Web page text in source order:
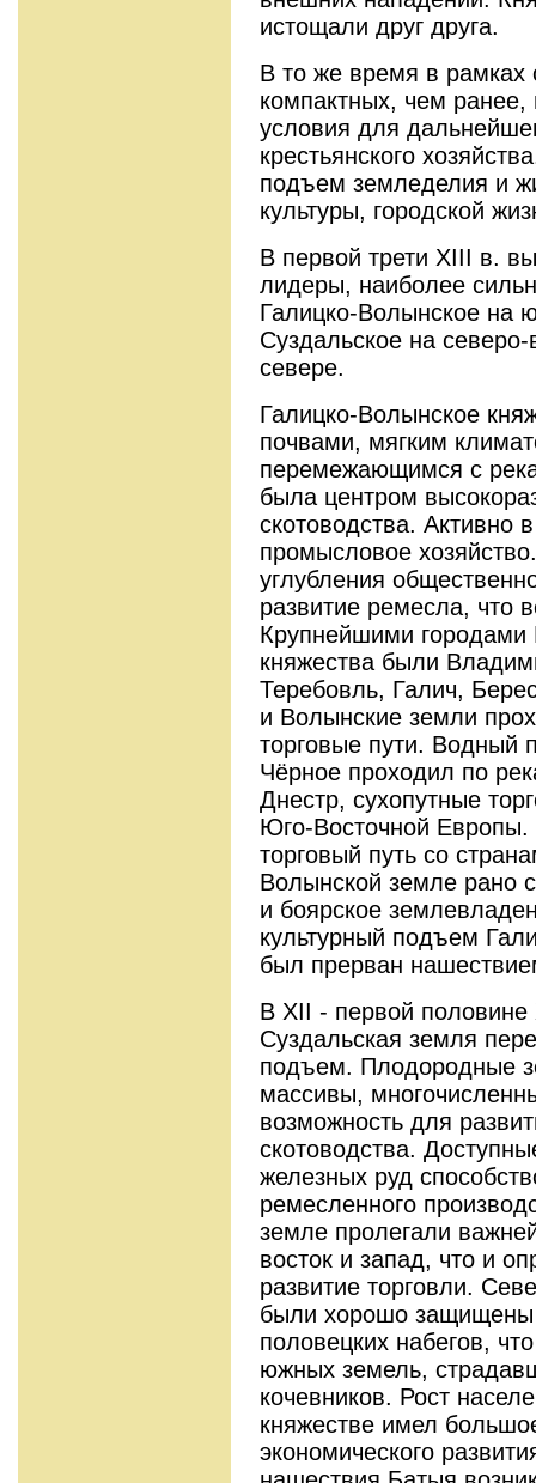
истощали друг друга.
В то же время в рамках
компактных, чем ранее,
условия для
крестьянского
подъем земледелия и
культуры, городской
В первой трети XIII в.
лидеры, наиболее
Галицко-Волынское на
Суздальское на
севере.
Галицко-Волынское
почвами, мягким
перемежающимся с
была центром
скотоводства. Активно
промысловое
углубления
развитие ремесла, что
Крупнейшими городами
княжества были
Теребовль, Галич,
и Волынские земли
торговые пути. Водный
Чёрное проходил по
Днестр, сухопутные
Юго-Восточной
торговый путь со
Волынской земле рано
и боярское
культурный подъем
был прерван
В XII - первой половине
Суздальская земля
подъем. Плодородные
массивы,
возможность для
скотоводства.
железных руд
ремесленного
земле пролегали
восток и запад, что и
развитие торговли.
были хорошо защищены
половецких набегов,
южных земель,
кочевников. Рост
княжестве имел
экономического